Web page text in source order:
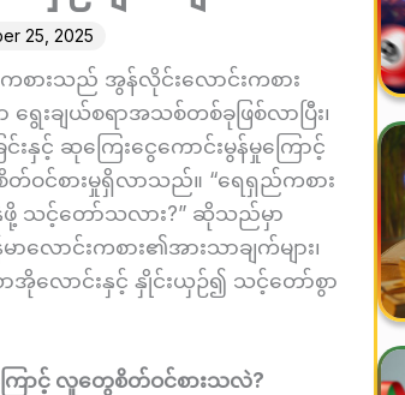
25, 2025
ကစားသည် အွန်လိုင်းလောင်းကစား
ေးချယ်စရာအသစ်တစ်ခုဖြစ်လာပြီး၊
းနှင့် ဆုကြေးငွေကောင်းမွန်မှုကြောင့်
ဝင်စားမှုရှိလာသည်။ “ရေရှည်ကစား
နှံဖို့ သင့်တော်သလား?” ဆိုသည်မှာ
မာလောင်းကစား၏အားသာချက်များ၊
ာအိုလောင်းနှင့် နှိုင်းယှဉ်၍ သင့်တော်စွာ
ြောင့် လူတွေစိတ်ဝင်စားသလဲ?